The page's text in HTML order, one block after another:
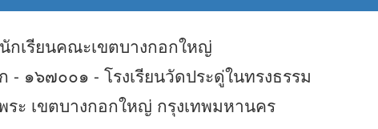
กเรียนคณะเขตบางกอกใหญ่
- ๑๖๗๐๐๑ - โรงเรียนวัดประดู่ในทรงธรรม
ระ เขตบางกอกใหญ่ กรุงเทพมหานคร